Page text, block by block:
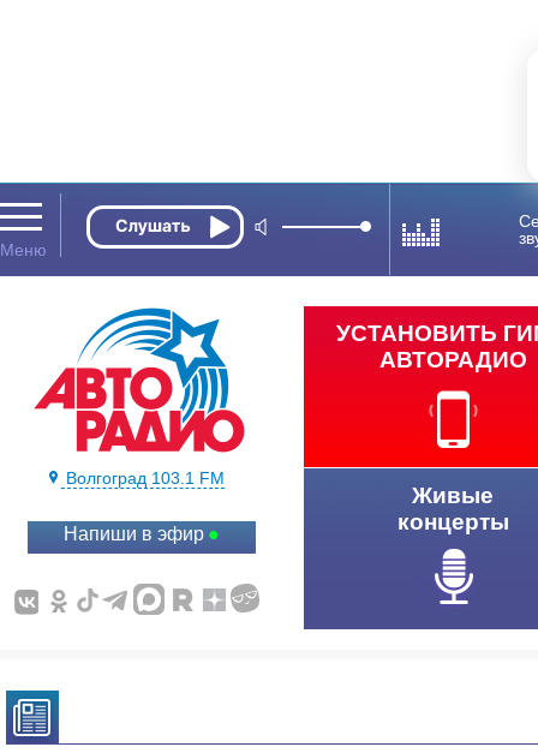
Волгоград 103.1 FM
Напиши в эфир
УСТАНОВИТЬ
АВТОРАДИО
Живые
концерты